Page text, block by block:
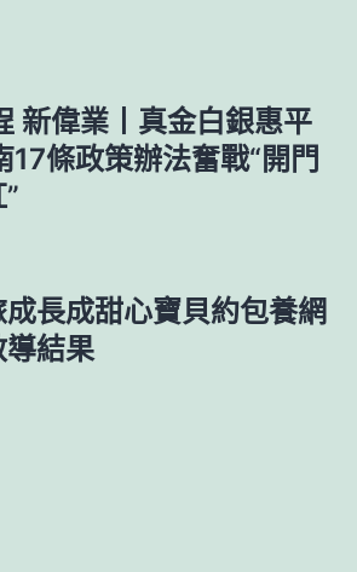
新偉業丨真金白銀惠平
17條政策辦法奮戰“開門
長成甜心寶貝約包養網
結果